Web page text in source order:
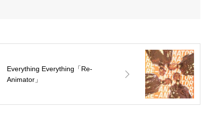
Everything Everything「Re-
Animator」